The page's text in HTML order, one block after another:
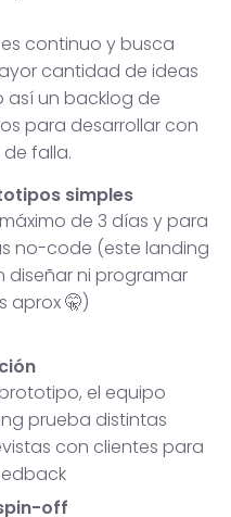
continuo y busca
cantidad de ideas
así un backlog de
para desarrollar con
falla.
simples
de 3 días y para
no-code (este landing
diseñar ni programar
aprox 🤫)
el equipo
prueba distintas
con clientes para
off